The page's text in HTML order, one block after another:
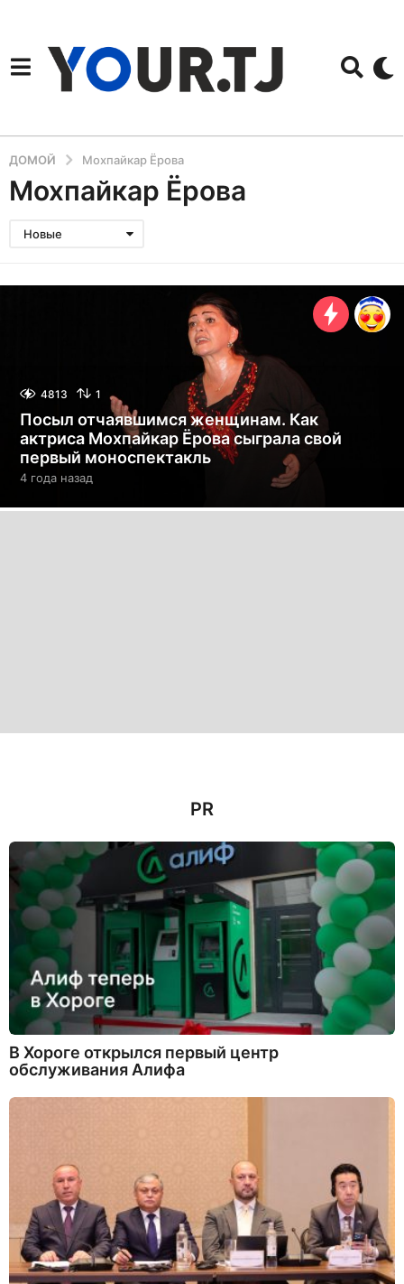
ДОМОЙ Мохпайкар Ёрова
Мохпайкар Ёрова
Новые
4813 1
Посыл отчаявшимся женщинам. Как
актриса Мохпайкар Ёрова сыграла свой
первый моноспектакль
4 года назад
о
PR
В Хороге открылся первый центр
обслуживания Алифа